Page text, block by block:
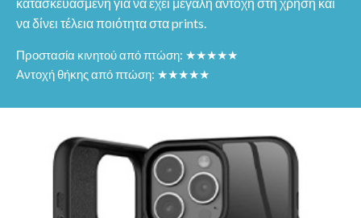
κατασκευασμένη για να έχει μεγάλη αντοχή στη χρήση και
να δίνει τέλεια ποιότητα στα prints.
Προστασία κινητού από πτώση: ★★★★★
Αντοχή θήκης από πτώση: ★★★★★